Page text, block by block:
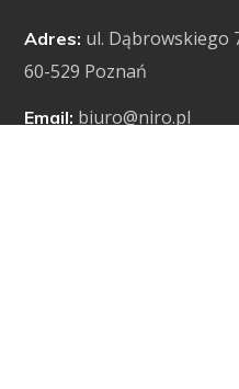
Adres: ul. Dąbrowskiego
60-529 Poznań
Email: biuro@niro.pl